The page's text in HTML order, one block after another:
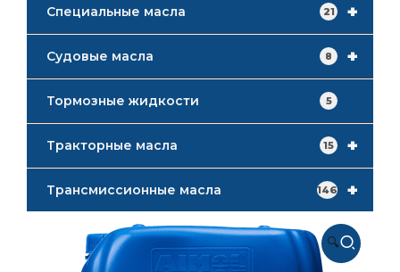
+
Специальные масла 21
+
Судовые масла 8
Тормозные жидкости 5
+
Тракторные масла 15
+
Трансмиссионные масла 146
🔍